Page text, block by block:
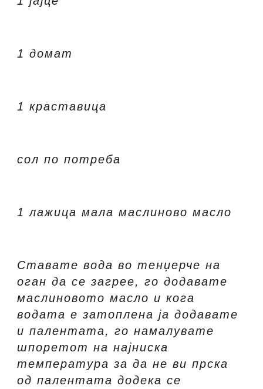
1 домат
1 краставица
сол по потреба
1 лажица мала маслиново масло
Ставате вода во тенџерче на
оган да се загрее, го додавате
маслиновото масло и кога
водата е затоплена ја додавате
и палентата, го намалувате
шпоретот на најниска
температура за да не ви прска
од палентата додека се